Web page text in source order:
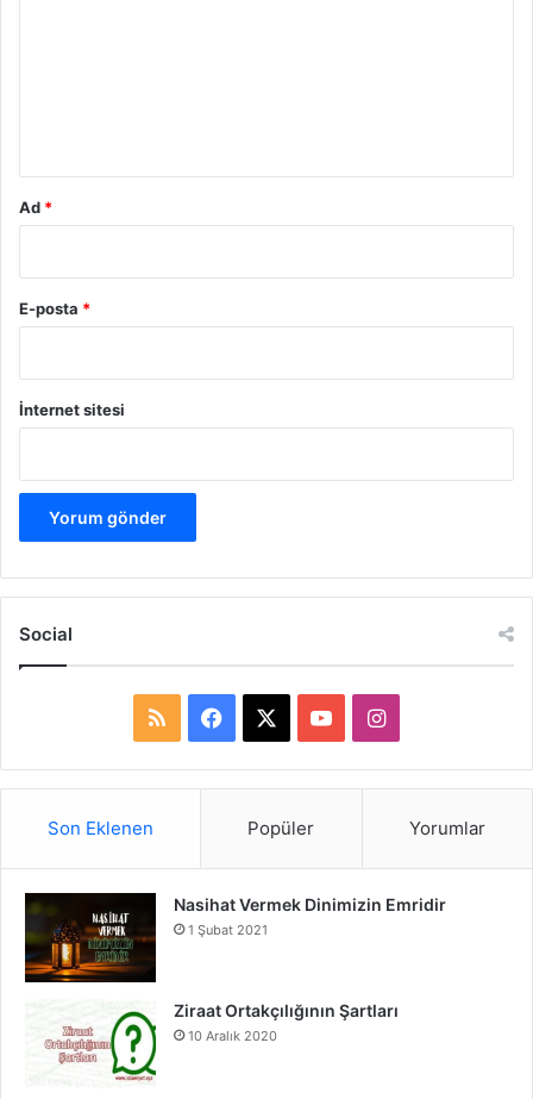
Ad *
E-posta *
İnternet sitesi
Social
S
a
b
o
o
u
e
I
n
a
r
Son Eklenen Popüler Yorumlar
Nasihat Vermek Dinimizin Emridir
1 Şubat 2021
Ziraat Ortakçılığının Şartları
10 Aralık 2020